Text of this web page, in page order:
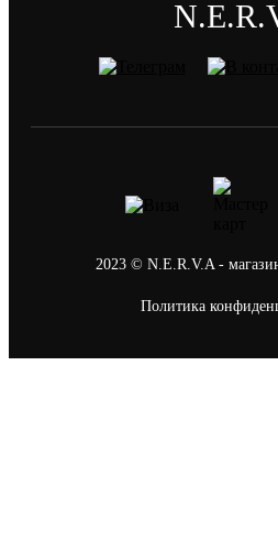
2023 © N.E.R.V.A -
Политика